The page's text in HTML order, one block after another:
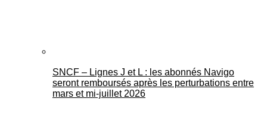
SNCF – Lignes J et L : les abonnés Navigo
seront remboursés après les perturbations entre
mars et mi-juillet 2026